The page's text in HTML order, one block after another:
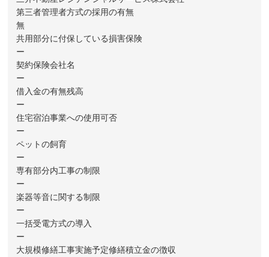
第三者管理者方式の採用の有無
無
共用部分に付保している損害保険
ー
契約保険会社名
ー
借入金の有無残高
ー
住宅宿泊事業への使用可否
ー
ペットの飼育
ー
専有部分内工事の制限
ー
楽器等音に関する制限
ー
一括受電方式の導入
ー
大規模修繕工事実施予定修繕積立金の徴収